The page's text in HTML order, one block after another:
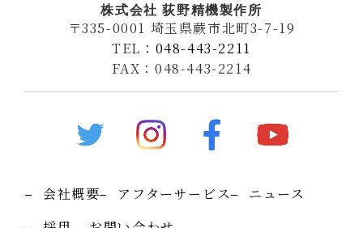
株式会社 荻野精機製作所
〒335-0001 埼玉県蕨市北町3-7-19
TEL： 048-443-2211
FAX：048-443-2214
会社概要 アフターサービス
ニュース